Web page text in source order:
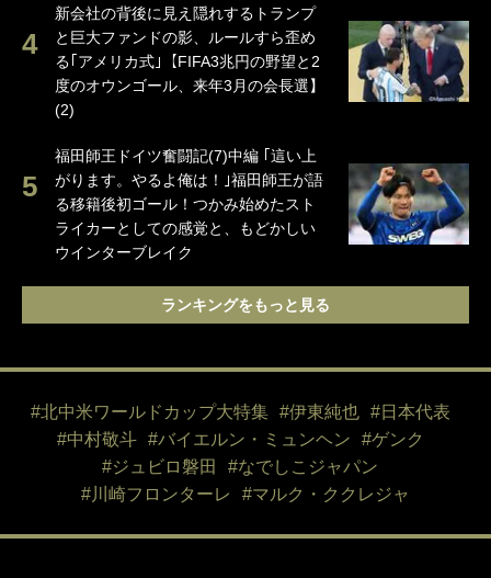
新会社の背後に見え隠れするトランプ
と巨大ファンドの影、ルールすら歪め
る｢アメリカ式｣【FIFA3兆円の野望と2
度のオウンゴール、来年3月の会長選】
(2)
福田師王ドイツ奮闘記(7)中編 ｢這い上
がります。やるよ俺は！｣福田師王が語
る移籍後初ゴール！つかみ始めたスト
ライカーとしての感覚と、もどかしい
ウインターブレイク
ランキングをもっと見る
#北中米ワールドカップ大特集 #伊東純也
#日本代表
#中村敬斗
#バイエルン・ミュンヘン
#ゲンク
#ジュビロ磐田
#なでしこジャパン
#川崎フロンターレ
#マルク・ククレジャ